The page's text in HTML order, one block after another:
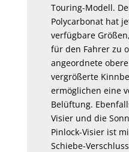
Touring-Modell.
Polycarbonat hat
verfügbare
für den Fahrer zu
angeordnete
vergrößerte
ermöglichen eine
Belüftung.
Visier und die
Pinlock-Visier ist
Schiebe-